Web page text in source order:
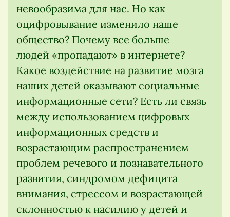
невообразима для нас. Но как
оцифровывание изменило наше
общество? Почему все больше
людей «пропадают» в интернете?
Какое воздействие на развитие мозга
наших детей оказывают социальные
информационные сети? Есть ли связь
между использованием цифровых
информационных средств и
возрастающим распространением
проблем речевого и познавательного
развития, синдромом дефицита
внимания, стрессом и возрастающей
склонностью к насилию у детей и